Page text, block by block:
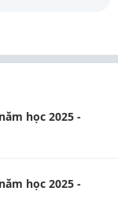
học 2025 -
học 2025 -